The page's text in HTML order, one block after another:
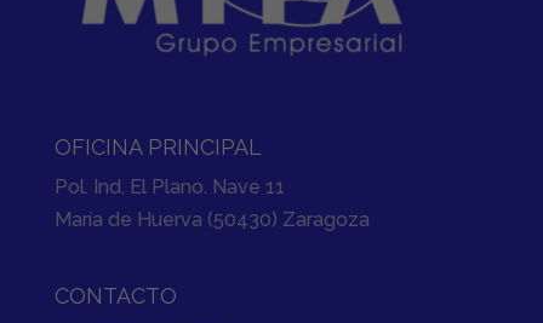
OFICINA PRINCIPAL
Pol. Ind. El Plano. Nave 11
María de Huerva (50430) Zaragoza
CONTACTO